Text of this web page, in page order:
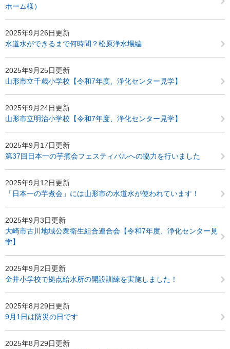
ホーム様）
2025年9月26日更新
水道水ができるまで何時間？松原浄水場編
2025年9月25日更新
山形市立千歳小学校【令和7年度、浄化センター見学】
2025年9月24日更新
山形市立明治小学校【令和7年度、浄化センター見学】
2025年9月17日更新
第37回日本一の芋煮会フェスティバルへの協力を行いました
2025年9月12日更新
「日本一の芋煮会」には山形市の水道水が使われています！
2025年9月3日更新
大崎市古川地域公衆衛生組合連合会【令和7年度、浄化センター見
学】
2025年9月2日更新
金井小学校で拠点給水所の開設訓練を実施しました！
2025年8月29日更新
9月1日は防災の日です
2025年8月29日更新